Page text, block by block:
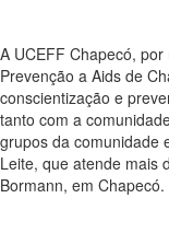
A UCEFF Chapecó,
Prevenção a Aids de
conscientização e
tanto com a
grupos da comunidade
Leite, que atende mais
Bormann, em Chapecó.